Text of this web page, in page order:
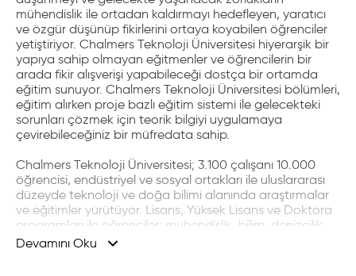
mühendislik ile ortadan kaldırmayı hedefleyen, yaratıcı
ve özgür düşünüp fikirlerini ortaya koyabilen öğrenciler
yetiştiriyor. Chalmers Teknoloji Üniversitesi hiyerarşik bir
yapıya sahip olmayan eğitmenler ve öğrencilerin bir
arada fikir alışverişi yapabileceği dostça bir ortamda
eğitim sunuyor. Chalmers Teknoloji Üniversitesi bölümleri,
eğitim alırken proje bazlı eğitim sistemi ile gelecekteki
sorunları çözmek için teorik bilgiyi uygulamaya
çevirebileceğiniz bir müfredata sahip.
Chalmers Teknoloji Üniversitesi; 3.100 çalışanı 10.000
öğrencisi, endüstriyel ve sosyal ortakları ile uluslararası
düzeyde teknoloji ve doğa bilimi alanında araştırmalar
ve eğitimler yürütüyor. Lisans, Yüksek Lisans ve Doktora
programları ile öğrenciler; mühendislik, bilim, denizcilik,
mimarlık alanında eğitim alabiliyor ve geleceğine yön
Devamını Oku